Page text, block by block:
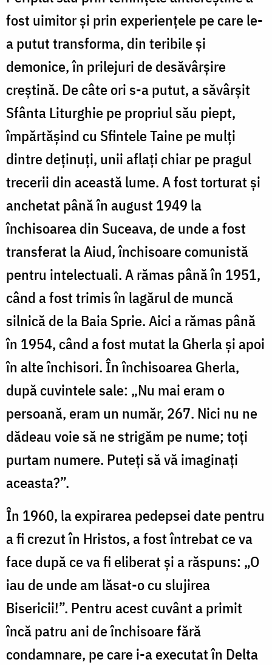
fost uimitor şi prin experienţele pe care le-
a putut transforma, din teribile şi
demonice, în prilejuri de desăvârşire
creştină. De câte ori s-a putut, a săvârşit
Sfânta Liturghie pe propriul său piept,
împărtăşind cu Sfintele Taine pe mulţi
dintre deţinuţi, unii aflaţi chiar pe pragul
trecerii din această lume. A fost torturat şi
anchetat până în august 1949 la
închisoarea din Suceava, de unde a fost
transferat la Aiud, închisoare comunistă
pentru intelectuali. A rămas până în 1951,
când a fost trimis în lagărul de muncă
silnică de la Baia Sprie. Aici a rămas până
în 1954, când a fost mutat la Gherla şi apoi
în alte închisori. În închisoarea Gherla,
după cuvintele sale: „Nu mai eram o
persoană, eram un număr, 267. Nici nu ne
dădeau voie să ne strigăm pe nume; toţi
purtam numere. Puteţi să vă imaginaţi
aceasta?”.
În 1960, la expirarea pedepsei date pentru
a fi crezut în Hristos, a fost întrebat ce va
face după ce va fi eliberat şi a răspuns: „O
iau de unde am lăsat-o cu slujirea
Bisericii!”. Pentru acest cuvânt a primit
încă patru ani de închisoare fără
condamnare, pe care i-a executat în Delta